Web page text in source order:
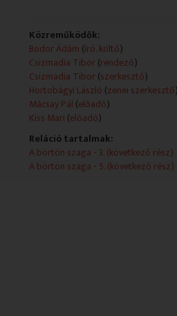
Közreműködők:
Bodor Ádám (író, költő)
Csizmadia Tibor(rendező)
Csizmadia Tibor(szerkesztő)
Hortobágyi László (zenei szerkesztő)
Mácsay Pál (előadó)
Kiss Mari (előadó)
Reláció tartalmak:
A börtön szaga - 3. (következő rész)
A börtön szaga - 5. (következő rész)